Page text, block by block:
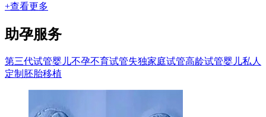
+查看更多
助孕服务
第三代试管婴儿不孕不育试管失独家庭试管高龄试管婴儿私人
定制 胚胎移植